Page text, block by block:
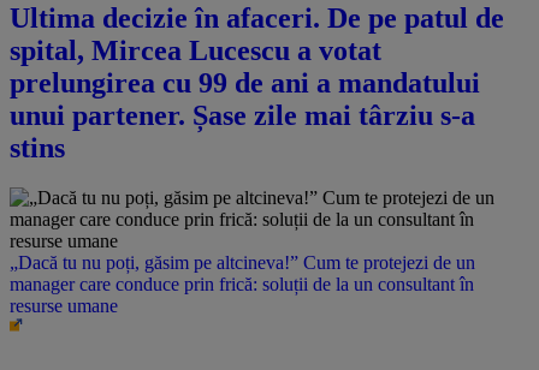
Ultima decizie în afaceri. De pe patul de
spital, Mircea Lucescu a votat
prelungirea cu 99 de ani a mandatului
unui partener. Șase zile mai târziu s-a
stins
„Dacă tu nu poți, găsim pe altcineva!” Cum te protejezi de un
manager care conduce prin frică: soluții de la un consultant în
resurse umane